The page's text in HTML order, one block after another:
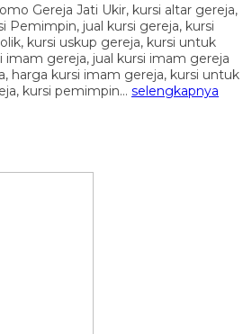
Gereja Jati Ukir, kursi altar gereja,
Pemimpin, jual kursi gereja, kursi
kursi uskup gereja, kursi untuk
imam gereja, jual kursi imam gereja
harga kursi imam gereja, kursi untuk
kursi pemimpin… selengkapnya